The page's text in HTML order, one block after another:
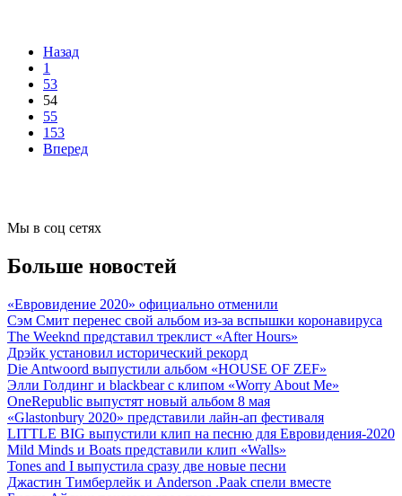
Назад
1
53
54
55
153
Вперед
Мы в соц сетях
Больше новостей
«Евровидение 2020» официально отменили
Сэм Смит перенес свой альбом из-за вспышки коронавируса
The Weeknd представил треклист «After Hours»
Дрэйк установил исторический рекорд
Die Antwoord выпустили альбом «HOUSE OF ZEF»
Элли Голдинг и blackbear с клипом «Worry About Me»
OneRepublic выпустят новый альбом 8 мая
«Glastonbury 2020» представили лайн-ап фестиваля
LITTLE BIG выпустили клип на песню для Евровидения-2020
Mild Minds и Boats представили клип «Walls»
Tones and I выпустила сразу две новые песни
Джастин Тимберлейк и Anderson .Paak спели вместе